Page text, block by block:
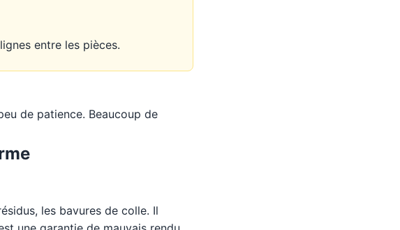
entre les pièces.
de patience. Beaucoup de
les bavures de colle. Il